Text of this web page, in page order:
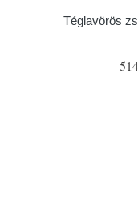
Téglavörös